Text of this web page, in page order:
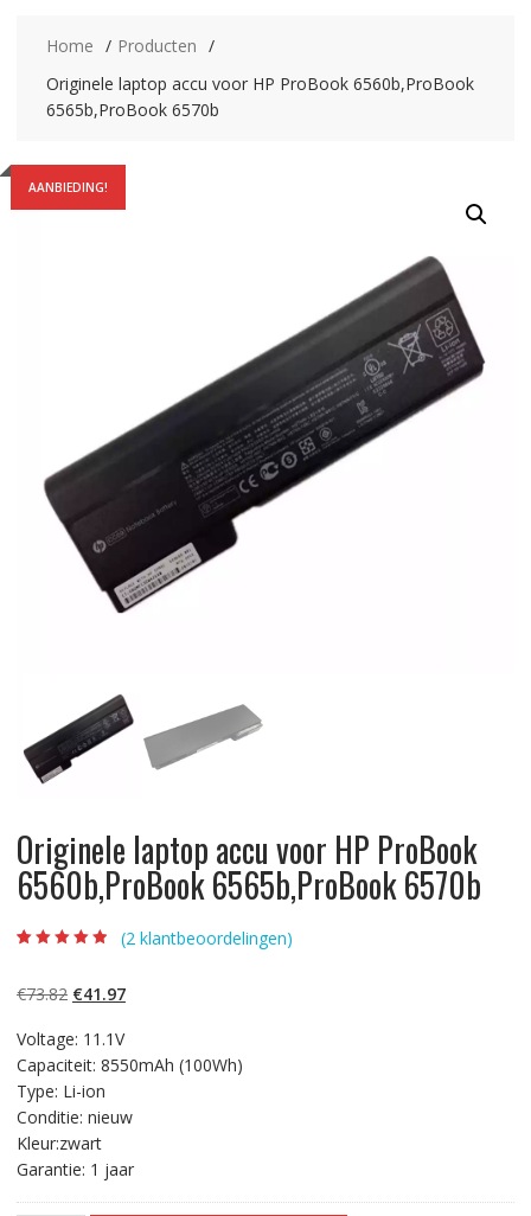
Home
Producten
Originele laptop accu voor HP ProBook 6560b,ProBook
6565b,ProBook 6570b
AANBIEDING!
Originele laptop accu voor HP ProBook
6560b,ProBook 6565b,ProBook 6570b
gebaseerd op
klantbeoordelin
(2 klantbeoordelingen)
€73.82 Oorspronkelijke
was:
€73.82.
€41.97Huidige
€41.97.
Voltage: 11.1V
Capaciteit: 8550mAh (100Wh)
Type: Li-ion
Conditie: nieuw
Kleur:zwart
Garantie: 1 jaar